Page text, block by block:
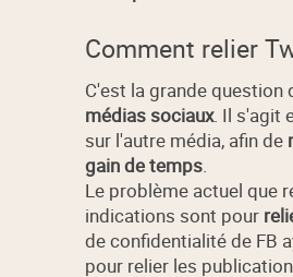
Comment relier
C'est la grande
médias sociaux. Il s'agit
sur l'autre média, afin de
gain de temps.
Le problème actuel que
indications sont pour
de confidentialité de FB
pour relier les